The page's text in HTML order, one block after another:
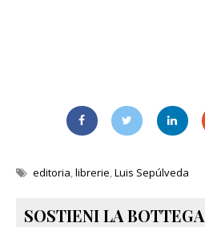
editoria,librerie,Luis Sepúlveda
SOSTIENI LA BOTTEGA